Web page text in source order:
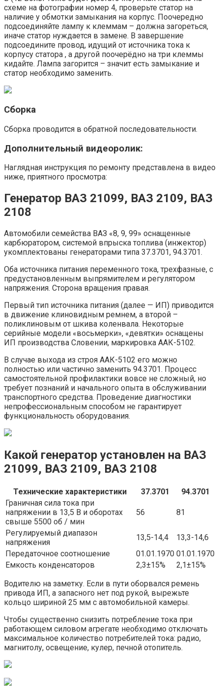
схеме на фотографии номер 4, проверьте статор на
наличие у обмотки замыкания на корпус. Поочередно
подсоединяйте лампу к клеммам – должна загореться,
иначе статор нуждается в замене. В завершение
подсоедините провод, идущий от источника тока к
корпусу статора , а другой поочерёдно на три клеммы
кидайте. Лампа загорится – значит есть замыкание и
статор необходимо заменить.
Сборка
Сборка проводится в обратной последовательности.
Дополнительный видеоролик:
Наглядная инструкция по ремонту представлена в видео
ниже, приятного просмотра:
Генератор ВАЗ 21099, ВАЗ 2109, ВАЗ
2108
Автомобили семейства ВАЗ «8, 9, 99» оснащенные
карбюратором, системой впрыска топлива (инжектор)
укомплектованы генераторами типа 37.3701, 94.3701.
Оба источника питания переменного тока, трехфазные, с
предустановленным выпрямителем и регулятором
напряжения. Сторона вращения правая.
Первый тип источника питания (далее — ИП) приводится
в движение клиновидным ремнем, а второй –
поликлиновым от шкива коленвала. Некоторые
серийные модели «восьмерки», «девятки» оснащены
ИП производства Словении, маркировка ААК-5102.
В случае выхода из строя ААК-5102 его можно
полностью или частично заменить 94.3701. Процесс
самостоятельной профилактики вовсе не сложный, но
требует познаний и начального опыта в обслуживании
транспортного средства. Проведение диагностики
непрофессиональным способом не гарантирует
функциональность оборудования.
Какой генератор установлен на ВАЗ
21099, ВАЗ 2109, ВАЗ 2108
Технические характеристики 37.3701
94.3701
Граничная сила тока при
напряжении в 13,5 В и оборотах
свыше 5500 об / мин
56 81
Регулируемый диапазон
напряжения
13,5-14,4
13,3-14,6
Передаточное соотношение
01.01.1970 01.01.1970
Емкость конденсаторов
2,3±15%
2,1±15%
Водителю на заметку. Если в пути оборвался ремень
привода ИП, а запасного нет под рукой, вырежьте
кольцо шириной 25 мм с автомобильной камеры.
Чтобы существенно снизить потребление тока при
работающем силовом агрегате необходимо отключать
максимальное количество потребителей тока: радио,
магнитолу, освещение, кулер, печной отопитель.